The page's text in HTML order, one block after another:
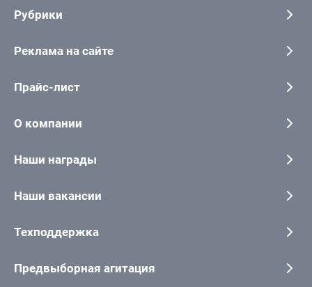
Рубрики
Реклама на сайте
Прайс-лист
О компании
Наши награды
Наши вакансии
Техподдержка
Предвыборная агитация